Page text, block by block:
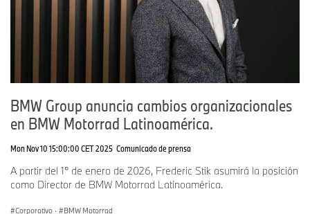
BMW Group anuncia cambios organizacionales
en BMW Motorrad Latinoamérica.
Mon Nov 10 15:00:00 CET 2025 Comunicado de prensa
A partir del 1° de enero de 2026, Frederic Stik asumirá la posición
como Director de BMW Motorrad Latinoamérica.
Corporativo · BMW Motorrad